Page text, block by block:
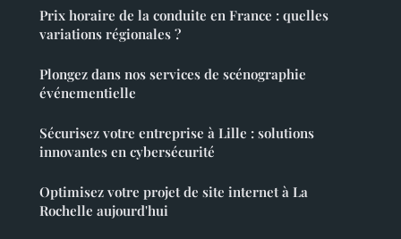
Prix horaire de la conduite en France : quelles
variations régionales ?
Plongez dans nos services de scénographie
événementielle
Sécurisez votre entreprise à Lille : solutions
innovantes en cybersécurité
Optimisez votre projet de site internet à La
Rochelle aujourd'hui